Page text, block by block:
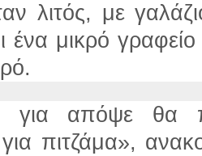
λιτός, με
ένα μικρό
για απόψε θα
πιτζάμα»,